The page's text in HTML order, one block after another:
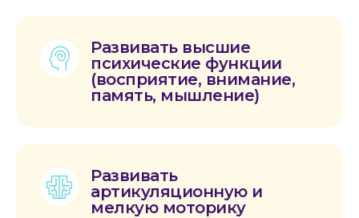
Развивать высшие
психические функции
(восприятие, внимание,
память, мышление)
Развивать
артикуляционную и
мелкую моторику